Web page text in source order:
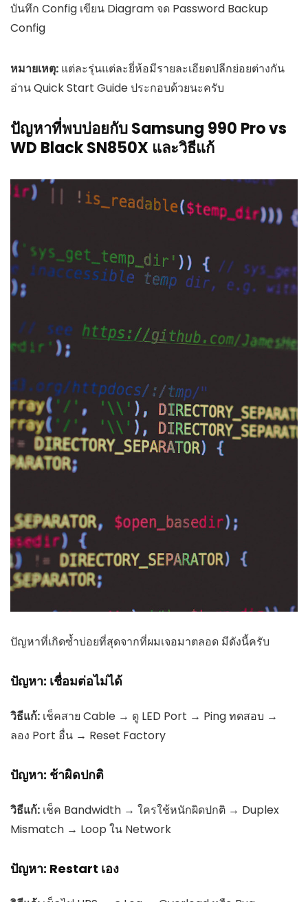
บันทึก Config เขียน Diagram จด Password Backup
Config
หมายเหตุ: แต่ละรุ่นแต่ละยี่ห้อมีรายละเอียดปลีกย่อยต่างกัน
อ่าน Quick Start Guide ประกอบด้วยนะครับ
ปัญหาที่พบบ่อยกับ Samsung 990 Pro vs
WD Black SN850X และวิธีแก้
ปัญหาที่เกิดซ้ำบ่อยที่สุดจากที่ผมเจอมาตลอด มีดังนี้ครับ
ปัญหา: เชื่อมต่อไม่ได้
วิธีแก้: เช็คสาย Cable → ดู LED Port → Ping ทดสอบ →
ลอง Port อื่น → Reset Factory
ปัญหา: ช้าผิดปกติ
วิธีแก้: เช็ค Bandwidth → ใครใช้หนักผิดปกติ → Duplex
Mismatch → Loop ใน Network
ปัญหา: Restart เอง